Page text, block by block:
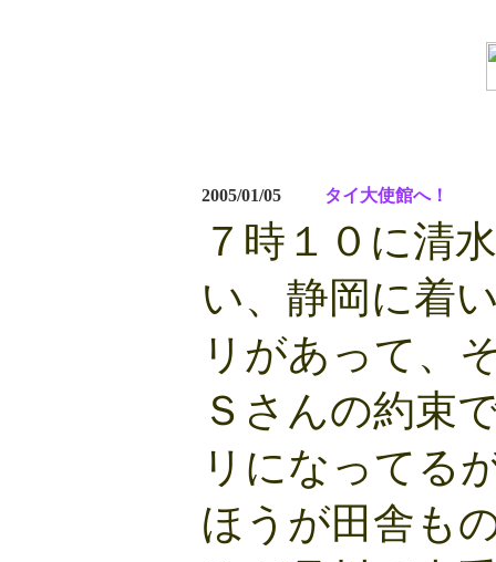
2005/01/05 タイ大使館へ！
７時１０に清
い、静岡に着
リがあって
Ｓさんの約束
リになってる
ほうが田舎も